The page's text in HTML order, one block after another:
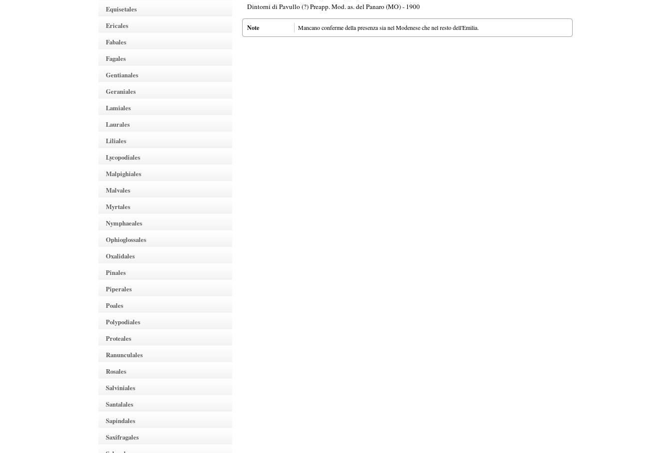
Equisetales
Ericales
Fabales
Fagales
Gentianales
Geraniales
Lamiales
Laurales
Liliales
Lycopodiales
Malpighiales
Malvales
Myrtales
Nymphaeales
Ophioglossales
Oxalidales
Pinales
Piperales
Poales
Polypodiales
Proteales
Ranunculales
Rosales
Salviniales
Santalales
Sapindales
Saxifragales
Dintorni di Pavullo (?) Preapp. Mod. as. del Panaro (MO) - 1900
Note Mancano conferme della presenza sia nel Modenese che nel resto dell'Emilia.